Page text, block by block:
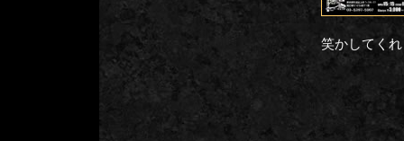
笑かしてく